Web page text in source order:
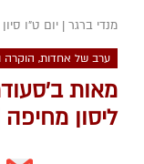
מנדי ברגר | יום ט"ו סיון
ערב של אחדות, הוקרה
מאות
ליסון